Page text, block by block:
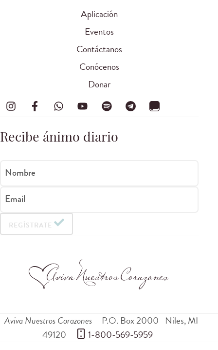
Aplicación
Eventos
Contáctanos
Conócenos
Donar
Recibe ánimo diario
Nombre
Email
REGÍSTRATE
Aviva Nuestros Corazones P.O. Box 2000 Niles,MI
49120
1-800-569-5959